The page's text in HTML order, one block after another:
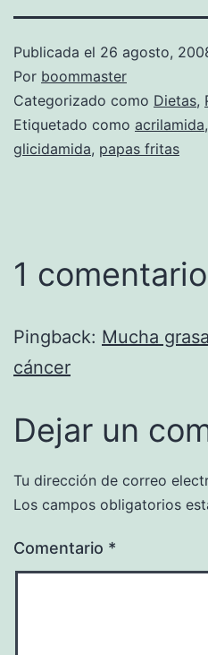
Publicada el 26 agosto,
Por boommaster
Categorizado como Dietas,
Etiquetado como acrilamida,
glicidamida, papas fritas
1 comentario
Pingback: Mucha
cáncer
Dejar un
Tu dirección de correo
Los campos obligatorios
Comentario *